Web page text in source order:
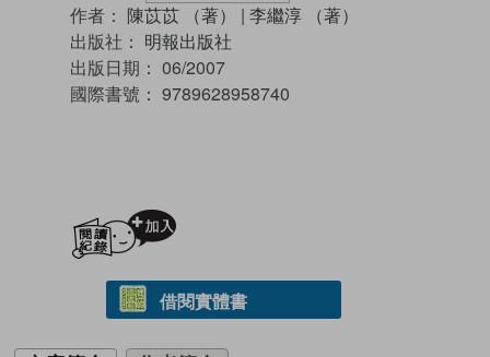
作者： 陳苡苡 （著） | 李繼淳 （著）
出版社： 明報出版社
出版日期： 06/2007
國際書號： 9789628958740
借閱實體書